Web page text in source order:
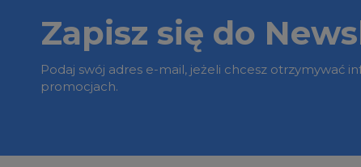
Zapisz się do
Podaj swój adres e-mail, jeżeli chcesz otrzymywać
promocjach.